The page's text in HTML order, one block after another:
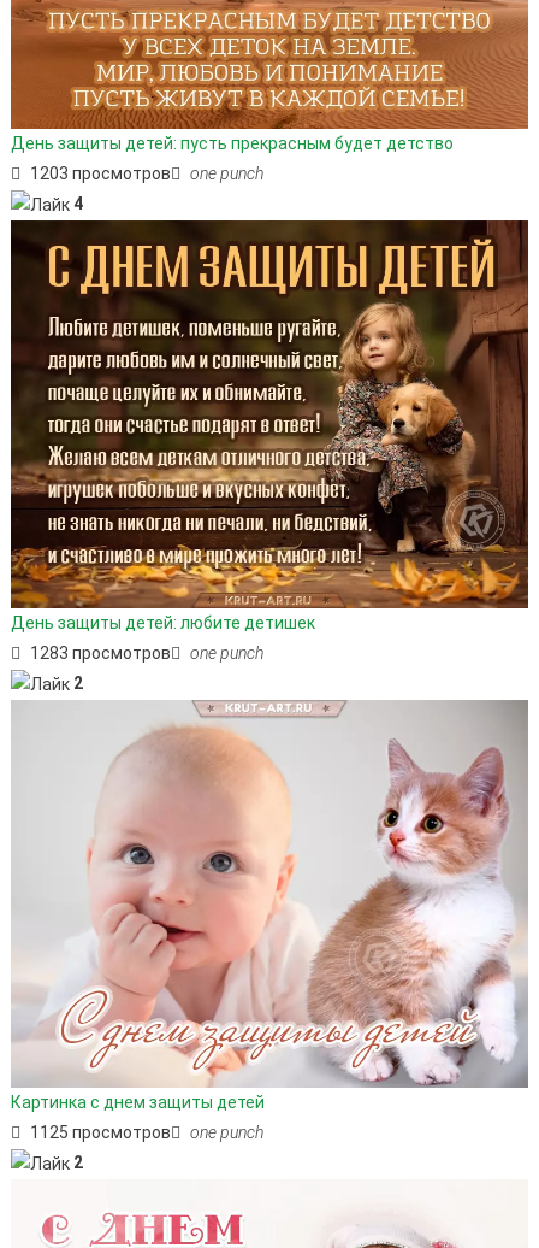
День защиты детей: пусть прекрасным будет детство
1203 просмотров
one punch
4
День защиты детей: любите детишек
1283 просмотров
one punch
2
Картинка с днем защиты детей
1125 просмотров
one punch
2